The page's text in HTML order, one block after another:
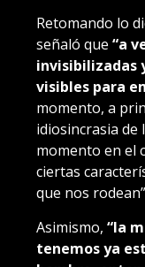
Retomando lo
señaló que “a
invisibilizadas
visibles para
momento, a
idiosincrasia de
momento en el
ciertas
que nos
Asimismo, “la
tenemos ya